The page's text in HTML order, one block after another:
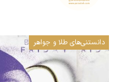
دانستنی‌های طلا و جواهر